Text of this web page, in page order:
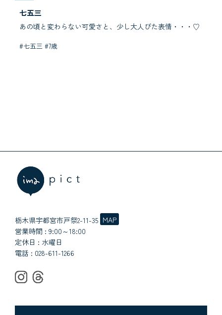
七五三
あの頃と変わらない可愛さと、少し大人びた表情・・・♡
#七五三 #7歳
栃木県宇都宮市戸祭2-11-35 MAP
営業時間 : 9:00～18:00
定休日 : 水曜日
電話 : 028-611-1266